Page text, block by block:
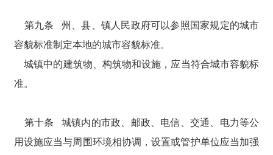
第九条 州、县、镇人民政府可以参照国家规定的城市
容貌标准制定本地的城市容貌标准。
城镇中的建筑物、构筑物和设施，应当符合城市容貌标
准。
第十条 城镇内的市政、邮政、电信、交通、电力等公
用设施应当与周围环境相协调，设置或管护单位应当加强